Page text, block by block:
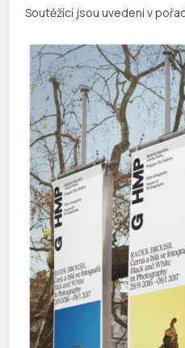
Soutěžící jsou uvedeni v